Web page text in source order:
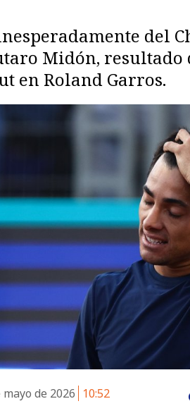
del
Midón,
en Roland Garros.
de 2026 10:52